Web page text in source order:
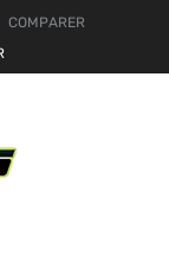
COMPARER